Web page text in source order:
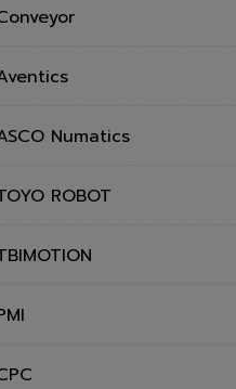
Numatics
ROBOT